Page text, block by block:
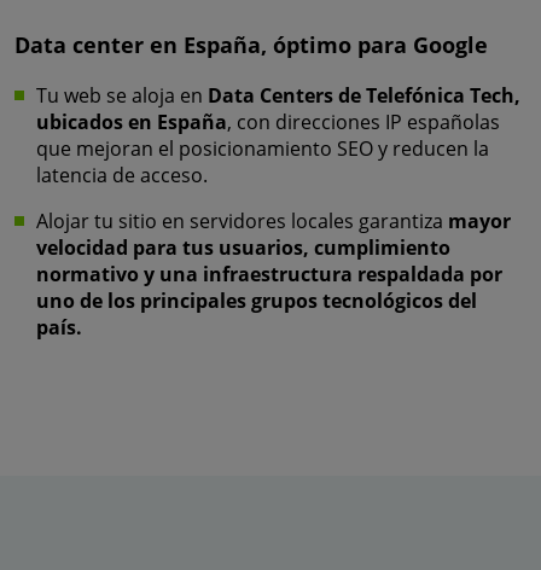
Data center en España, óptimo para Google
Tu web se aloja en Data Centers de Telefónica Tech,
ubicados en España, con direcciones IP españolas
que mejoran el posicionamiento SEO y reducen la
latencia de acceso.
Alojar tu sitio en servidores locales garantiza mayor
velocidad para tus usuarios, cumplimiento
normativo y una infraestructura respaldada por
uno de los principales grupos tecnológicos del
país.